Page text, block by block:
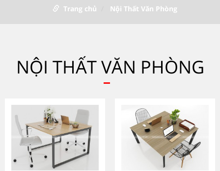
Trang chủ Nội Thất Văn Phòng
NỘI THẤT VĂN PHÒNG